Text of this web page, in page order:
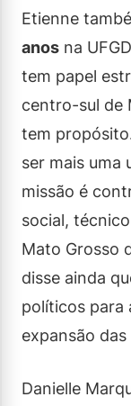
Etienne
anos na
tem papel
centro-sul de
tem
ser mais uma
missão é
social,
Mato Grosso
disse ainda
políticos para
expansão
Danielle